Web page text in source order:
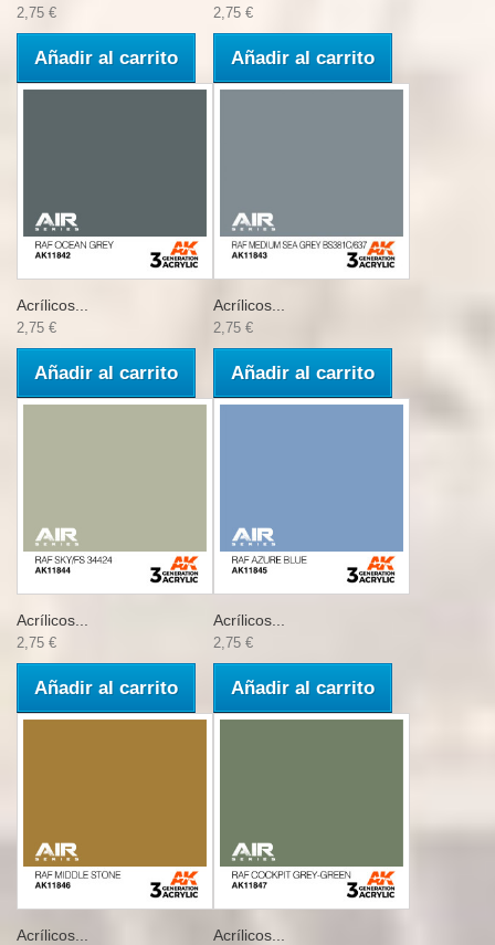
2,75 €
Añadir al carrito
2,75 €
Añadir al carrito
Acrílicos...
2,75 €
Añadir al carrito
Acrílicos...
2,75 €
Añadir al carrito
Acrílicos...
2,75 €
Añadir al carrito
Acrílicos...
2,75 €
Añadir al carrito
Acrílicos... Acrílicos...